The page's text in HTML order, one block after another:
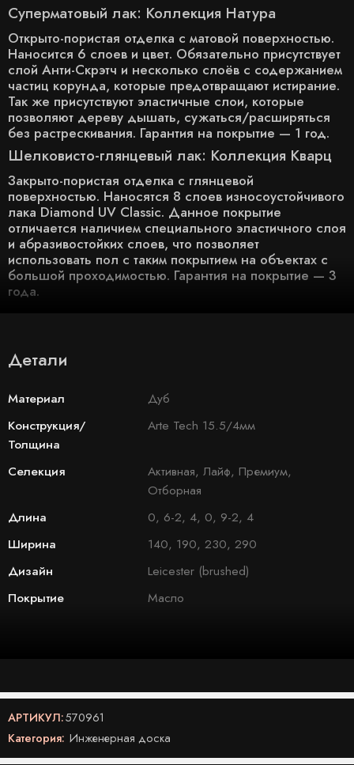
Суперматовый лак: Коллекция Натура
Открыто-пористая отделка с матовой поверхностью.
Наносится 6 слоев и цвет. Обязательно присутствует
слой Анти-Скрэтч и несколько слоёв с содержанием
частиц корунда, которые предотвращают истирание.
Так же присутствуют эластичные слои, которые
позволяют дереву дышать, сужаться/расширяться
без растрескивания. Гарантия на покрытие — 1 год.
Шелковисто-глянцевый лак: Коллекция Кварц
Закрыто-пористая отделка с глянцевой
поверхностью. Наносятся 8 слоев износоустойчивого
лака Diamond UV Classic. Данное покрытие
отличается наличием специального эластичного слоя
и абразивостойких слоев, что позволяет
использовать пол с таким покрытием на объектах с
большой проходимостью. Гарантия на покрытие — 3
года.
Детали
Материал
Дуб
Конструкция/
Толщина
Arte Tech 15.5/4мм
Селекция
Активная, Лайф, Премиум,
Отборная
Длина
0, 6-2, 4, 0, 9-2, 4
Ширина
140, 190, 230, 290
Дизайн
Leicester (brushed)
Покрытие
Масло
АРТИКУЛ:570961
Категория: Инженерная доска